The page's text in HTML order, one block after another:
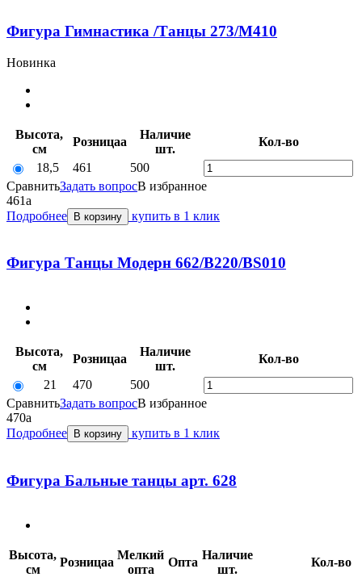
Фигура Гимнастика /Танцы 273/М410
Новинка
Высота,
см
Розницаa
Наличие
шт.
Кол-во
18,5
461
500
СравнитьЗадать вопросВ избранное
461a
Подробнее В корзину купить в 1 клик
Фигура Танцы Модерн 662/В220/BS010
Высота,
см
Розницаa
Наличие
шт.
Кол-во
21
470
500
СравнитьЗадать вопросВ избранное
470a
Подробнее
В корзину купить в 1 клик
Фигура Бальные танцы арт. 628
Высота,
см
Розницаa
Мелкий
оптa
Оптa
Наличие
шт.
Кол-во